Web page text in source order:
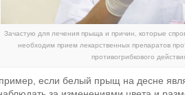
Зачастую для лечения прыща и причин, которые
необходим прием лекарственных препаратов
противогрибкового
если белый прыщ на десне